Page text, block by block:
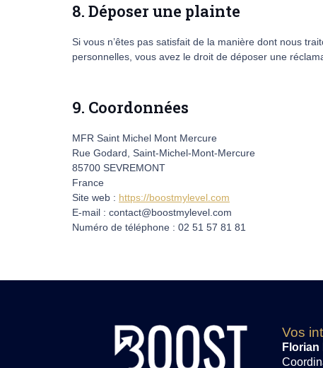
8. Déposer une plainte
Si vous n’êtes pas satisfait de la manière dont nous
personnelles, vous avez le droit de déposer une
9. Coordonnées
MFR Saint Michel Mont Mercure
Rue Godard, Saint-Michel-Mont-Mercure
85700 SEVREMONT
France
Site web : https://boostmylevel.com
E-mail : contact@boostmylevel.com
Numéro de téléphone : 02 51 57 81 81
Vos
Florian